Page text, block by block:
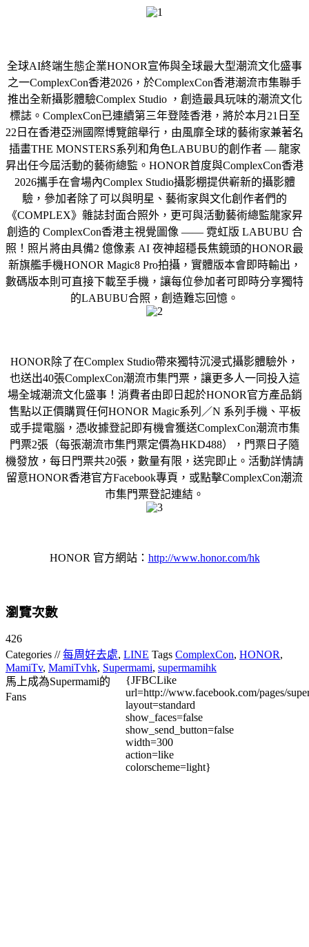
全球AI終端生態企業HONOR宣佈與全球最大型潮流文化盛事
之一ComplexCon香港2026，於ComplexCon香港潮流市集聯手
推出全新攝影體驗Complex Studio ，創造最具玩味的潮流文化
標誌。ComplexCon已連續第三年登陸香港，將於本月21日至
22日在香港亞洲國際博覽館舉行，由風靡全球的藝術家兼著名
插畫THE MONSTERS系列和角色LABUBU的創作者 — 龍家
昇出任今屆活動的藝術總監。HONOR首度與ComplexCon香港
2026攜手在會場內Complex Studio攝影棚提供嶄新的攝影體
驗，參加者除了可以與明星、藝術家與文化創作者們的
《COMPLEX》雜誌封面合照外，更可與活動藝術總監龍家昇
創造的 ComplexCon香港主視覺圖像 —— 霓虹版 LABUBU 合
照！照片將由具備2 億像素 AI 夜神超穩長焦鏡頭的HONOR最
新旗艦手機HONOR Magic8 Pro拍攝，實體版本會即時輸出，
數碼版本則可直接下載至手機，讓每位參加者可即時分享獨特
的LABUBU合照，創造難忘回憶。
HONOR除了在Complex Studio帶來獨特沉浸式攝影體驗外，
也送出40張ComplexCon潮流市集門票，讓更多人一同投入這
場全城潮流文化盛事！消費者由即日起於HONOR官方產品銷
售點以正價購買任何HONOR Magic系列／N 系列手機、平板
或手提電腦，憑收據登記即有機會獲送ComplexCon潮流市集
門票2張（每張潮流市集門票定價為HKD488），門票日子隨
機發放，每日門票共20張，數量有限，送完即止。活動詳情請
留意HONOR香港官方Facebook專頁，或點擊ComplexCon潮流
市集門票登記連結。
HONOR 官方網站： http://www.honor.com/hk
瀏覽次數
426
Categories //每周好去處, LINE Tags ComplexCon, HONOR,
MamiTv, MamiTvhk, Supermami, supermamihk
馬上成為Supermami的
Fans
{JFBCLike
url=http://www.facebook.com/pages/
layout=standard
show_faces=false
show_send_button=false
width=300
action=like
colorscheme=light}